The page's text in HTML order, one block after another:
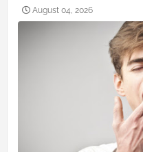
August 04, 2026